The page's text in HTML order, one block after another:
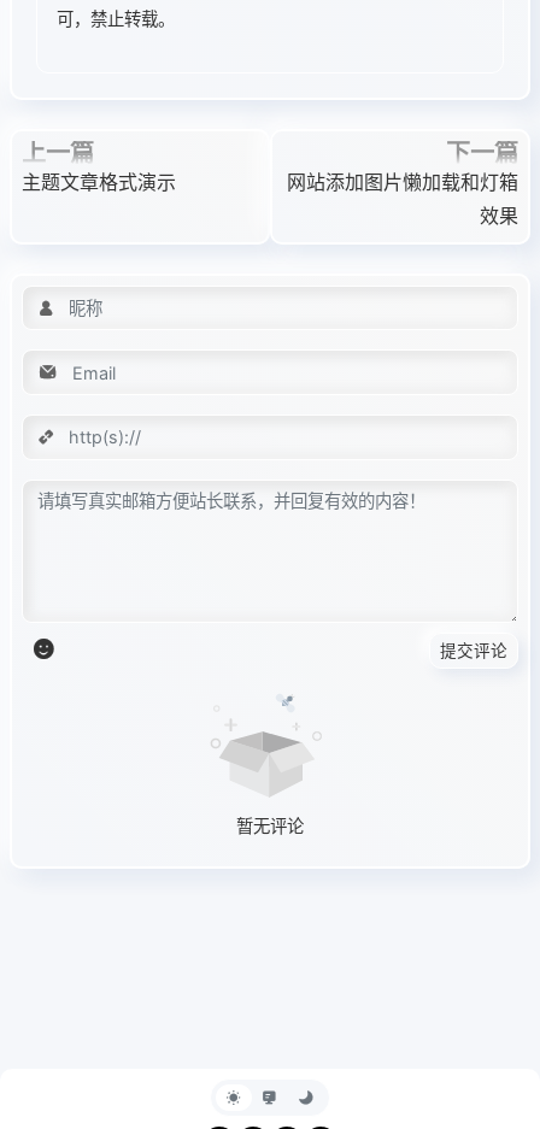
可，禁止转载。
上一篇
主题文章格式演示
下一篇
网站添加图片懒加载和灯箱
效果
提交评论
暂无评论